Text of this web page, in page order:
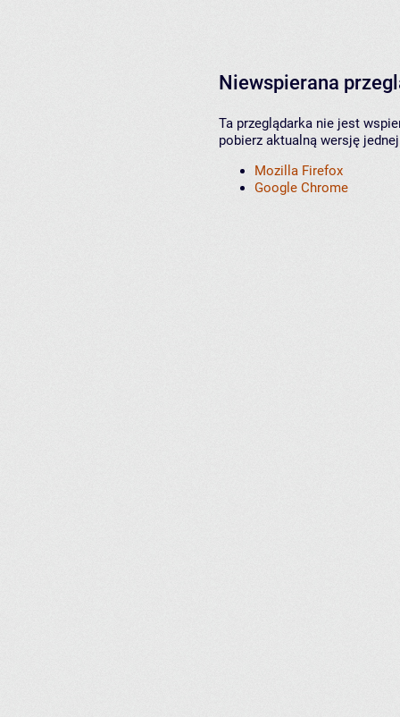
Niewspierana
Ta przeglądarka nie jest
pobierz aktualną wersję
Mozilla Firefox
Google Chrome